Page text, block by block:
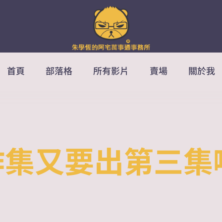
首頁 部落格 所有影片 賣場 關於我
集又要出第三